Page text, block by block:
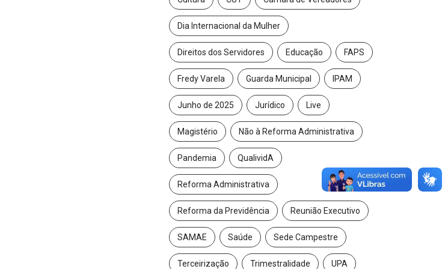
Dia Internacional da Mulher
Direitos dos Servidores Educação FAPS
Fredy Varela Guarda Municipal IPAM
Junho de 2025 Jurídico Live
Magistério Não à Reforma Administrativa
Pandemia QualividA
Reforma Administrativa
Reforma da Previdência Reunião Executivo
SAMAE Saúde Sede Campestre
Terceirização Trimestralidade UPA